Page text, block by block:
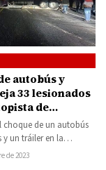
autobús y
33 lesionados
de
cerca del
de Álvaro
choque de un autobús
y un tráiler en la
en…
de 2023